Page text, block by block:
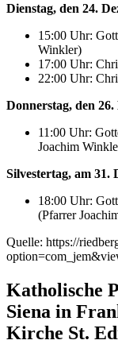
Dienstag, den 24.
15:00 Uhr:
Winkler)
17:00 Uhr:
22:00 Uhr:
Donnerstag, den 26.
11:00 Uhr:
Joachim
Silvestertag, am 31.
18:00 Uhr:
(Pfarrer
Quelle: https://
Katholische
Siena in
Kirche St.